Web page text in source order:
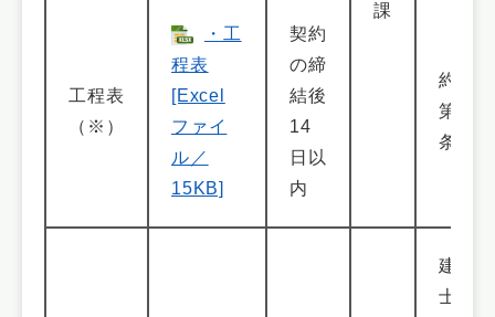
課
工程表
（※）
・工
程表
[Excel
ファイ
ル／
15KB]
契約
の締
結後
14
日以
内
約款
第３
条
建築
士法